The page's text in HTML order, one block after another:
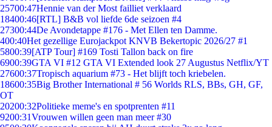
25700:47Hennie van der Most failliet verklaard
18400:46[RTL] B&B vol liefde 6de seizoen #4
27300:44De Avondetappe #176 - Met Ellen ten Damme.
400:40Het gezellige Eurojackpot KNVB Bekertopic 2026/27 #1
5800:39[ATP Tour] #169 Tosti Tallon back on fire
6900:39GTA VI #12 GTA VI Extended look 27 Augustus Netflix/YT
27600:37Tropisch aquarium #73 - Het blijft toch kriebelen.
18600:35Big Brother International # 56 Worlds RLS, BBs, GH, GF,
OT
20200:32Politieke meme's en spotprenten #11
9200:31Vrouwen willen geen man meer #30